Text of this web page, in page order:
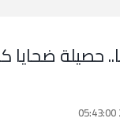
حصيلة ضحايا